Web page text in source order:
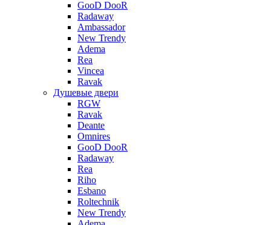
GooD DooR
Radaway
Ambassador
New Trendy
Adema
Rea
Vincea
Ravak
Душевые двери
RGW
Ravak
Deante
Omnires
GooD DooR
Radaway
Rea
Riho
Esbano
Roltechnik
New Trendy